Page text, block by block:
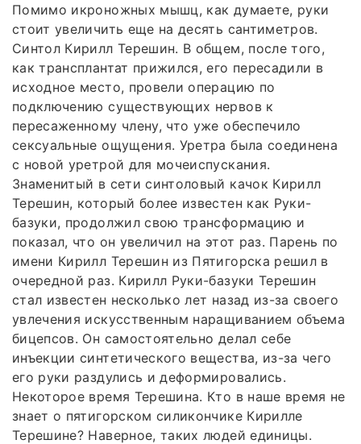
Помимо икроножных мышц, как думаете, руки
стоит увеличить еще на десять сантиметров.
Синтол Кирилл Терешин. В общем, после того,
как трансплантат прижился, его пересадили в
исходное место, провели операцию по
подключению существующих нервов к
пересаженному члену, что уже обеспечило
сексуальные ощущения. Уретра была соединена
с новой уретрой для мочеиспускания.
Знаменитый в сети синтоловый качок Кирилл
Терешин, который более известен как Руки-
базуки, продолжил свою трансформацию и
показал, что он увеличил на этот раз. Парень по
имени Кирилл Терешин из Пятигорска решил в
очередной раз. Кирилл Руки-базуки Терешин
стал известен несколько лет назад из-за своего
увлечения искусственным наращиванием объема
бицепсов. Он самостоятельно делал себе
инъекции синтетического вещества, из-за чего
его руки раздулись и деформировались.
Некоторое время Терешина. Кто в наше время не
знает о пятигорском силикончике Кирилле
Терешине? Наверное, таких людей единицы.